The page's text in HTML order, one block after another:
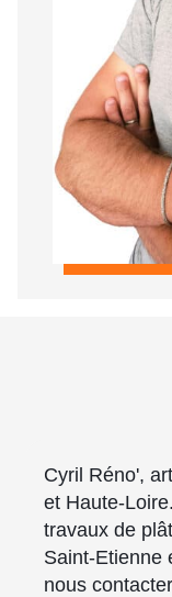
Cyril Réno',
et Haute-
travaux de
Saint-Etienne
nous